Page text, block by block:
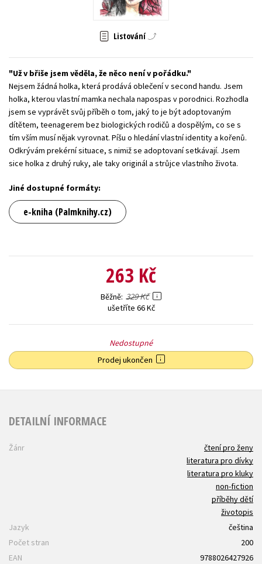
Zahraniční literatura
Všechny tituly
Listování
Už v břiše jsem věděla, že něco není v pořádku.
Nejsem žádná holka, která prodává oblečení v second handu. Jsem
holka, kterou vlastní mamka nechala napospas v porodnici. Rozhodla
jsem se vyprávět svůj příběh o tom, jaký to je být adoptovaným
dítětem, teenagerem bez biologických rodičů a dospělým, co se s
tím vším musí nějak vyrovnat. Píšu o hledání vlastní identity a kořenů.
Odkrývám prekérní situace, s nimiž se adoptovaní setkávají. Jsem
sice holka z druhý ruky, ale taky originál a strůjce vlastního života.
Jiné dostupné formáty:
e-kniha (Palmknihy.cz)
263 Kč
Běžně 329 Kč
ušetříte 66 Kč
Nedostupné
Prodej ukončen
DETAILNÍ INFORMACE
Žánr
čtení pro ženy
literatura pro dívky
literatura pro kluky
non-fiction
příběhy dětí
životopis
Jazyk
čeština
Počet stran
200
EAN
9788026427926